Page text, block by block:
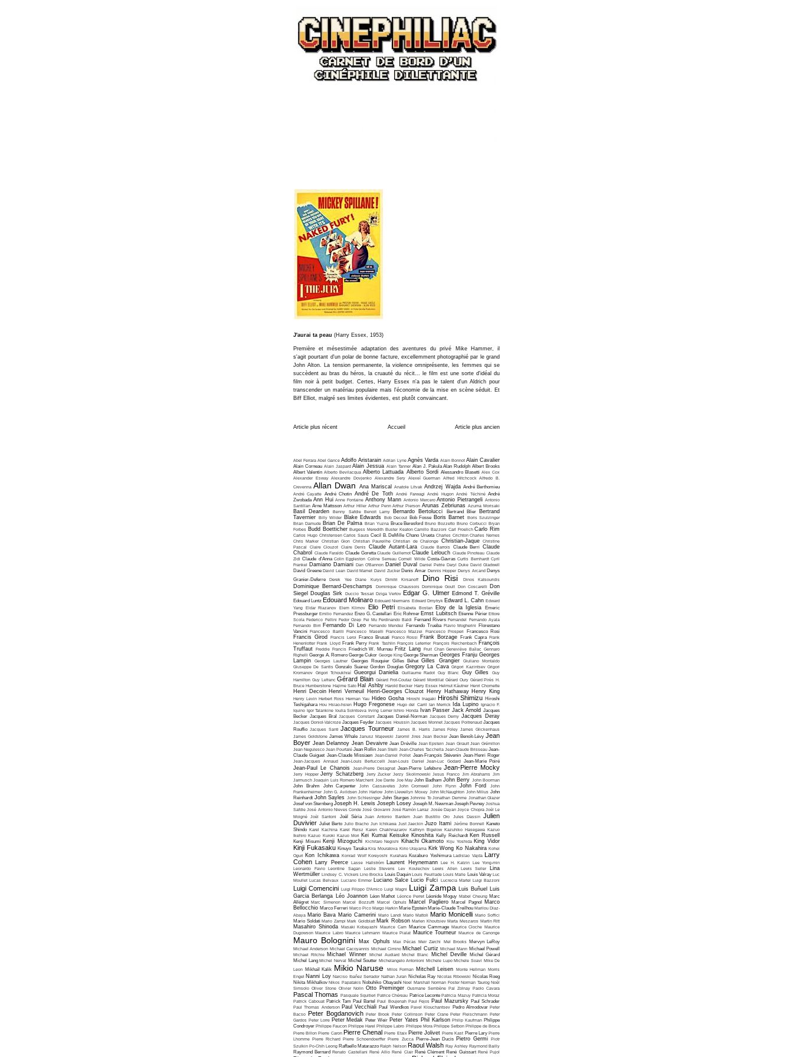
J'aurai ta peau (Harry Essex, 1953)
Première et mésestimée adaptation des aventures du privé Mike Hammer, il
s'agit pourtant d'un polar de bonne facture, excellemment photographié par le grand
John Alton. La tension permanente, la violence omniprésente, les femmes qui se
succèdent au bras du héros, la cruauté du récit... le film est une sorte d'idéal du
film noir à petit budget. Certes, Harry Essex n'a pas le talent d'un Aldrich pour
transcender un matériau populaire mais l'économie de la mise en scène séduit. Et
Biff Elliot, malgré ses limites évidentes, est plutôt convaincant.
Article plus récent Article plus ancien
Accueil
Abel Ferrara Abel Gance Adolfo Aristarain Adrian Lyne Agnès Varda Alain Bonnot Alain Cavalier
Alain Corneau Alain Jaspard Alain Jessua Alain Tanner Alan J. Pakula Alan Rudolph Albert Brooks
Albert Valentin Alberto Bevilacqua Alberto Lattuada Alberto Sordi Alessandro Blasetti Alex Cox
Alexander Esway Alexandre Dovjenko Alexandre Sery Alexeï Guerman Alfred Hitchcock Alfredo B.
Crevenna Allan Dwan Ana Mariscal Anatole Litvak Andrzej Wajda André Berthomieu
André Cayatte André Chotin André De Toth André Farwagi André Hugon André Téchiné André
Zwobada Ann Hui Anne Fontaine Anthony Mann Antonio Mercero Antonio Pietrangeli Antonio
Santillan Arne Mattsson Arthur Hiller Arthur Penn Arthur Pierson Arunas Zebriunas Azuma Morisaki
Basil Dearden Benny Safdie Benoit Lamy Bernardo Bertolucci Bertrand Blier
Bertrand
Tavernier Billy Wilder Blake Edwards Bob Decout Bob Fosse Boris Barnet Boris Szulzinger
Brian Damude Brian De Palma Brian Yuzna Bruce Beresford Bruno Bozzetto Bruno Corbucci Bryan
Forbes Budd Boetticher Burgess Meredith Buster Keaton Camillo Bazzoni Carl Froelich Carlo Rim
Carlos Hugo Christensen Carlos Saura Cecil B. DeMille Chano Urueta Charles Crichton Charles Nemes
Chris Marker Christian Gion Christian Paureilhe Christian de Chalonge Christian-Jaque
Christine
Pascal
Claire Clouzot Claire Denis Claude Autant-Lara Claude Barrois Claude Berri Claude
Chabrol
Claude Faraldo Claude Goretta Claude Guillemot Claude Lelouch Claude Pinoteau Claude
Zidi Claude d'Anna Colin Eggleston Coline Serreau Cornell Wilde Costa-Gavras Curtis Bernhardt Cyril
Frankel Damiano Damiani Dan O'Bannon Daniel Duval Daniel Petrie Daryl Duke David Gladwell
David Greene David Lean David Mamet David Zucker Denis Amar Dennis Hopper Denys Arcand Denys
Granier-Deferre
Derek Yee Diane Kurys Dimitri Kirsanoff Dino Risi Dinos Katsouridis
Dominique Bernard-Deschamps Dominique Chaussois Dominique Goult Don Coscarelli
Don
Siegel
Douglas Sirk Duccio Tessari Dziga Vertov Edgar G. Ulmer Edmond T. Gréville
Edouard Luntz Edouard Molinaro Edouard Niermans Edward Dmytryk Edward L. Cahn Edward
Yang Eldar Riazanov Elem Klimov Elio Petri Elisabeta Bostan Eloy de la Iglesia
Emeric
Pressburger Emilio Fernandez Enzo G. Castellari Eric Rohmer Ernst Lubitsch Etienne Périer Ettore
Scola Federico Fellini Fedor Ozep Fei Mu Ferdinando Baldi Fernand Rivers Fernandel Fernando Ayala
Fernando Birri Fernando Di Leo Fernando Mendez Fernando Trueba Flavio Mogherini
Florestano
Vancini Francesco Barilli Francesco Maselli Francesco Mazzei Francesco Prosperi Francesco Rosi
Francis Girod Francis Leroi Franco Brusati Franco Rossi Frank Borzage Frank Capra Frank
Henenlotter Frank Lloyd Frank Perry Frank Tashlin François Leterrier François Reichenbach François
Truffaut Freddie Francis Friedrich W. Murnau Fritz Lang Fruit Chan Geneviève Baïlac Gennaro
Righelli George A. Romero George Cukor George King George Sherman Georges Franju Georges
Lampin
Georges Lautner Georges Rouquier Gilles Béhat Gilles Grangier
Giuliano Montaldo
Giuseppe De Santis Gonzalo Suarez Gordon Douglas Gregory La Cava Grigori Kazintsev Grigori
Kromanov Grigori Tchoukhraï Gueorgui Danielia Guillaume Radot Guy Blanc Guy Gilles
Guy
Hamilton Guy Lefranc Gérard Blain Gérard Frot-Coutaz Gérard Mordillat Gérard Oury Gérard Pirès H.
Bruce Humberstone Hajime Sato Hal Ashby Harold Becker Harry Essex Helmut Käutner Henri Chomette
Henri Decoin Henri Verneuil Henri-Georges Clouzot Henry Hathaway Henry King
Henry Levin Herbert Ross Herman Yau Hideo Gosha Hiroshi Inagaki Hiroshi Shimizu Hiroshi
Teshigahara Hou Hsiao-hsien Hugo Fregonese Hugo del Carril Ian Merrick Ida Lupino Ignacio F.
Iquino Igor Talankine Ioulia Solntseva Irving Lerner Ishiro Honda Ivan Passer Jack Arnold Jacques
Becker Jacques Bral Jacques Constant Jacques Daniel-Norman Jacques Demy Jacques Deray
Jacques Doniol-Valcroze Jacques Feyder Jacques Houssin Jacques Monnet Jacques Poitrenaud Jacques
Rouffio Jacques Santi Jacques Tourneur James B. Harris James Foley James Glickenhaus
James Goldstone James Whale Janusz Majewski Jaromil Jires Jean Becker Jean Benoît-Lévy Jean
Boyer Jean Delannoy Jean Devaivre Jean Dréville Jean Epstein Jean Girault Jean Grémillon
Jean Negulesco Jean Pourtalé Jean Rollin Jean Stelli Jean-Charles Tacchella Jean-Claude Brisseau Jean-
Claude Guiguet Jean-Claude Missiaen Jean-Daniel Pollet Jean-François Stévenin Jean-Henri Roger
Jean-Jacques Annaud Jean-Louis Bertuccelli Jean-Louis Daniel Jean-Luc Godard Jean-Marie Poiré
Jean-Paul Le Chanois Jean-Pierre Desagnat Jean-Pierre Lefebvre Jean-Pierre Mocky
Jerry Hopper Jerry Schatzberg Jerry Zucker Jerzy Skolimowski Jesus Franco Jim Abrahams Jim
Jarmusch Joaquin Luis Romero Marchent Joe Dante Joe May John Badham John Berry John Boorman
John Brahm
John Carpenter John Cassavetes John Cromwell John Flynn John Ford
John
Frankenheimer John G. Avildsen John Harlow John Llewellyn Moxey John McNaughton John Milius John
Reinhardt John Sayles John Schlesinger John Sturges Johnnie To Jonathan Demme Jonathan Glazer
Josef von Sternberg Joseph H. Lewis Joseph Losey Joseph M. Newman Joseph Pevney Joshua
Safdie José Antonio Nieves Conde José Giovanni José Ramón Larraz Josée Dayan Joyce Chopra Joël Le
Moigné Joël Santoni Joël Séria Juan Antonio Bardem Juan Bustillo Oro Jules Dassin Julien
Duvivier Juliet Berto Julio Bracho Jun Ichikawa Just Jaeckin Juzo Itami Jérôme Bonnell Kaneto
Shindo Karel Kachina Karel Reisz Karen Chakhnazarov Kathryn Bigelow Kazuhiko Hasegawa Kazuo
Ikehiro Kazuo Kuroki Kazuo Mori Kei Kumai Keisuke Kinoshita Kelly Reichardt Ken Russell
Kenji Misumi Kenji Mizoguchi Kichitaro Negishi Kihachi Okamoto Kiju Yoshida King Vidor
Kinji Fukasaku Kinuyo Tanaka Kira Mouratova Kirio Urayama Kirk Wong Ko Nakahira Kohei
Oguri Kon Ichikawa Konrad Wolf Koreyoshi Kurahara Kozaburo Yoshimura Ladislao Vajda Larry
Cohen Larry Peerce Lasse Hallström Laurent Heynemann Lee H. Katzin Lee Yong-min
Leonardo Favio
Leontine Sagan Leslie Stevens Lev Koulechov Lewis Allen Lewis Seiler
Lina
Wertmüller Lindsey C. Vickers Lino Brocka Louis Daquin Louis Feuillade Louis Malle Louis Valray Luc
Moullet Lucas Belvaux Luciano Emmer Luciano Salce Lucio Fulci Lucrecia Martel Luigi Bazzoni
Luigi Comencini Luigi Filippo D'Amico Luigi Magni Luigi Zampa Luis Buñuel
Luis
Garcia Berlanga Léo Joannon Léon Mathot Léonce Perret Léonide Moguy Mabel Cheung Marc
Allégret Marc Simenon Marcel Bozzuffi Marcel Ophuls Marcel Pagliero Marcel Pagnol
Marco
Bellocchio Marco Ferreri Marco Pico Margo Harkin Marie Epstein Marie-Claude Treilhou Marilou Diaz-
Abaya Mario Bava Mario Camerini Mario Landi Mario Mattoli Mario Monicelli Mario Soffici
Mario Soldati Mario Zampi Mark Goldblatt Mark Robson Marlen Khoutsiev Marta Meszaros Martin Ritt
Masahiro Shinoda Masaki Kobayashi Maurice Cam Maurice Cammage Maurice Cloche Maurice
Dugowson Maurice Labro Maurice Lehmann Maurice Pialat Maurice Tourneur Maurice de Canonge
Mauro Bolognini Max Ophuls Max Pécas Meir Zarchi Mel Brooks Mervyn LeRoy
Michael Anderson Michael Cacoyannis Michael Cimino Michael Curtiz Michael Mann Michael Powell
Michael Ritchie Michael Winner Michel Audiard Michel Blanc Michel Deville
Michel Gérard
Michel Lang Michel Nerval Michel Soutter Michelangelo Antonioni Michele Lupo Michele Soavi Mike De
Leon Mikhaïl Kalik Mikio Naruse Milos Forman Mitchell Leisen Monte Hellman Morris
Engel Nanni Loy Narciso Ibañez Serrador Nathan Juran Nicholas Ray Nicolas Ribowski Nicolas Roeg
Nikita Mikhalkov Nikos Papatakis Nobuhiko Obayashi Noel Marshall Norman Foster Norman Taurog Noël
Simsolo Oliver Stone Olivier Nolin Otto Preminger Ousmane Sembène Pal Zolnay Paolo Cavara
Pascal Thomas Pasquale Squitieri Patrice Chéreau Patrice Leconte Patricia Mazuy Patricia Moraz
Patrick Cabouat Patrick Tam Paul Bartel Paul Boujenah Paul Fejos Paul Mazursky Paul Schrader
Paul Thomas Anderson Paul Vecchiali Paul Wendkos Pavel Klouchantsev Pedro Almodovar Peter
Bacso Peter Bogdanovich Peter Brook Peter Collinson Peter Crane Peter Fleischmann Peter
Gardos Peter Lorre Peter Medak Peter Weir Peter Yates Phil Karlson Philip Kaufman Philippe
Condroyer Philippe Faucon Philippe Harel Philippe Labro Philippe Mora Philippe Setbon Philippe de Broca
Pierre Billon Pierre Caron Pierre Chenal Pierre Etaix Pierre Jolivet Pierre Kast Pierre Lary Pierre
Lhomme Pierre Richard Pierre Schoendoerffer Pierre Zucca Pierre-Jean Ducis Pietro Germi Piotr
Szulkin Po-Chih Leong Raffaello Matarazzo Ralph Nelson Raoul Walsh Ray Ashley Raymond Bailly
Raymond Bernard Renato Castellani René Allio René Clair René Clément René Guissart René Pujol